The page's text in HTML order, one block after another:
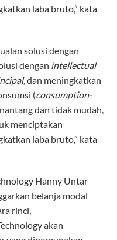
laba bruto,” kata
solusi dengan
dengan intellectual
dan meningkatkan
(consumption-
dan tidak mudah,
menciptakan
laba bruto,” kata
Hanny Untar
belanja modal
rinci,
akan